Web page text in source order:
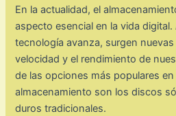
En la actualidad, el
aspecto esencial en la vida digital.
tecnología avanza, surgen
velocidad y el rendimiento de
de las opciones más populares
almacenamiento son los discos
duros tradicionales.